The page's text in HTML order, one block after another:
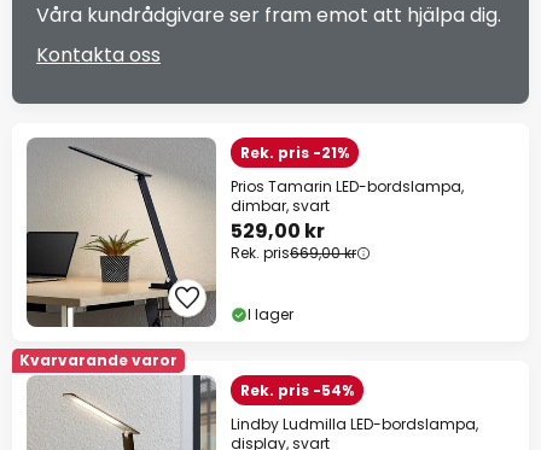
Våra kundrådgivare ser fram emot att hjälpa dig.
Kontakta oss
Rek. pris -21%
Prios Tamarin LED-bordslampa,
dimbar, svart
529,00 kr
Rek. pris669,00 kr
I lager
Kvarvarande varor
Rek. pris -54%
Lindby Ludmilla LED-bordslampa,
display, svart